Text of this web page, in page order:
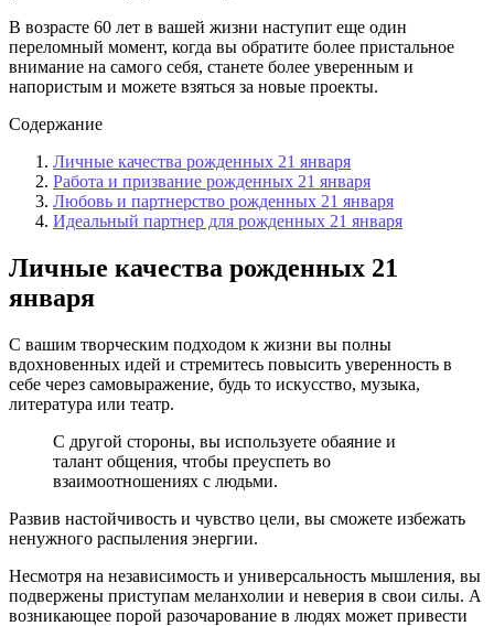
В возрасте 60 лет в вашей жизни наступит еще один
переломный момент, когда вы обратите более пристальное
внимание на самого себя, станете более уверенным и
напористым и можете взяться за новые проекты.
Содержание
Личные качества рожденных 21 января
Работа и призвание рожденных 21 января
Любовь и партнерство рожденных 21 января
Идеальный партнер для рожденных 21 января
Личные качества рожденных 21
января
С вашим творческим подходом к жизни вы полны
вдохновенных идей и стремитесь повысить уверенность в
себе через самовыражение, будь то искусство, музыка,
литература или театр.
С другой стороны, вы используете обаяние и
талант общения, чтобы преуспеть во
взаимоотношениях с людьми.
Развив настойчивость и чувство цели, вы сможете избежать
ненужного распыления энергии.
Несмотря на независимость и универсальность мышления, вы
подвержены приступам меланхолии и неверия в свои силы. А
возникающее порой разочарование в людях может привести